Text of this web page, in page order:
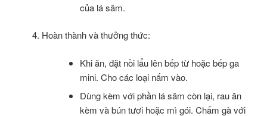
của lá sâm.
Hoàn thành và thưởng thức:
Khi ăn, đặt nồi lẩu lên bếp từ hoặc bếp ga
mini. Cho các loại nấm vào.
Dùng kèm với phần lá sâm còn lại, rau ăn
kèm và bún tươi hoặc mì gói. Chấm gà với